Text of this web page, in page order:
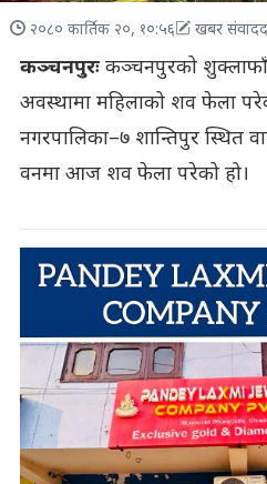
२०८० कार्तिक २०, १०:५६ खबर
कञ्चनपुरः कञ्चनपुरको
अवस्थामा महिलाको शव फेला
नगरपालिका–७ शान्तिपुर स्थित
वनमा आज शव फेला परेको हो।